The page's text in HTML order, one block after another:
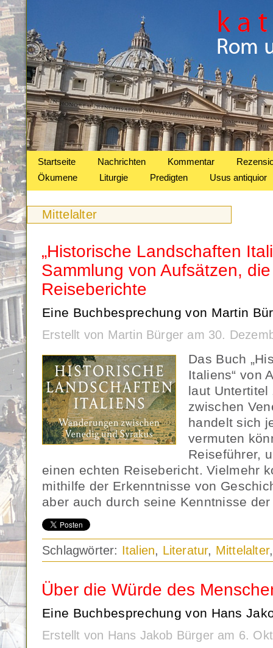
Startseite Nachrichten Kommentar
Ökumene
Liturgie Predigten Usus antiquior
Mittelalter
„Historische Landschaften
Sammlung von Aufsätzen,
Reiseberichte
Eine Buchbesprechung von Martin
Erstellt von Martin Bürger am 30.
Das Buch
Italiens“ von
laut Untertitel
zwischen
handelt sich
vermuten
Reiseführer,
einen echten Reisebericht. Vielmehr
mithilfe der Erkenntnisse von
aber auch durch seine Kenntnisse
Schlagwörter: Italien, Literatur, Mittelalter
Über die Würde des
Eine Buchbesprechung von Hans
Erstellt von Hans Jakob Bürger am 6.